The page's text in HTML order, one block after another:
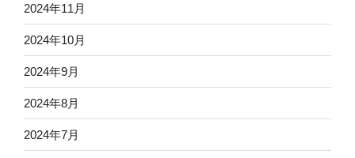
2024年11月
2024年10月
2024年9月
2024年8月
2024年7月